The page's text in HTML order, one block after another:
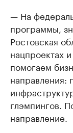
— На
программы,
Ростовская
нацпроектах
помогаем
направления:
глэмпингов.
направление.